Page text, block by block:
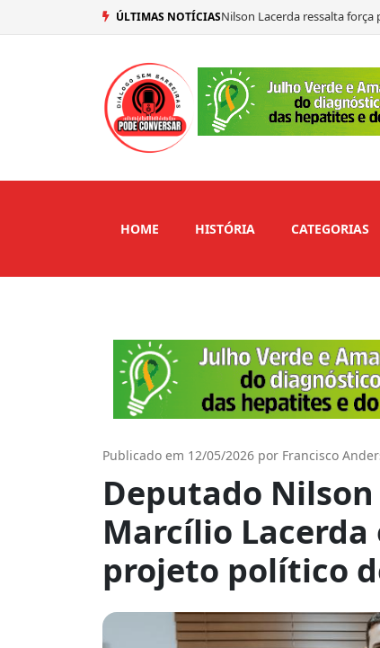
ÚLTIMAS NOTÍCIASNilson Lacerda ressalta
Mersinho Lucena confirma
Adriano Galdino abre mão
HOME HISTÓRIA CATEGORIAS
Publicado em 12/05/2026 por Francisco
Deputado
Marcílio
projeto político